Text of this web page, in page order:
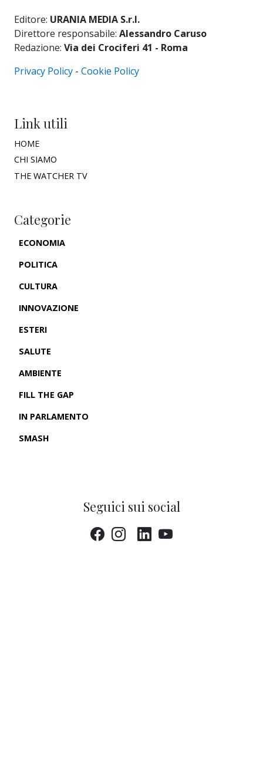
Editore: URANIA MEDIA S.r.l.
Direttore responsabile: Alessandro Caruso
Redazione: Via dei Crociferi 41 - Roma
Privacy Policy - Cookie Policy
Link utili
HOME
CHI SIAMO
THE WATCHER TV
Categorie
ECONOMIA
POLITICA
CULTURA
INNOVAZIONE
ESTERI
SALUTE
AMBIENTE
FILL THE GAP
IN PARLAMENTO
SMASH
Seguici sui social